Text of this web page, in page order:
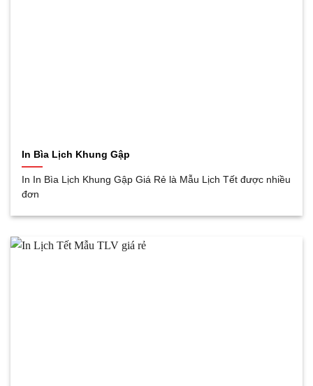
In Bìa Lịch Khung Gập
In In Bìa Lịch Khung Gập Giá Rẻ là Mẫu Lịch Tết được nhiều
đơn